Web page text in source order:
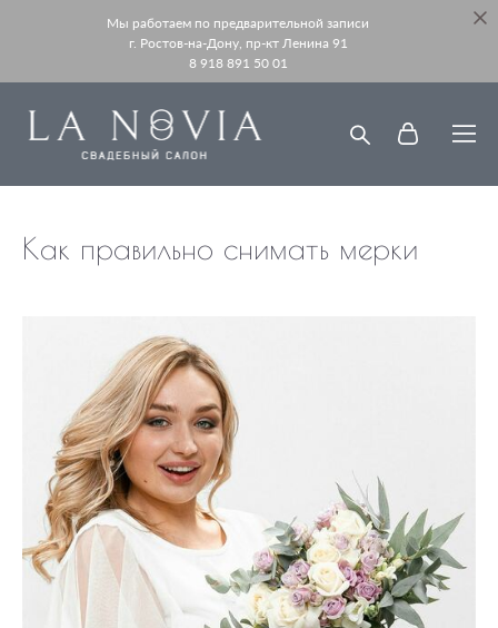
Мы работаем по предварительной записи
г. Ростов-на-Дону, пр-кт Ленина 91
8 918 891 50 01
Как правильно снимать мерки